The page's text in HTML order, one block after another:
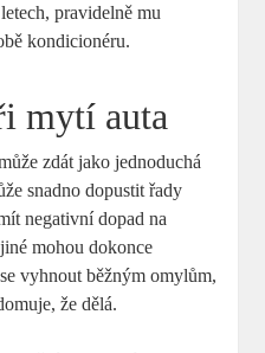
pravidelně mu
kondicionéru.
mytí auta
zdát jako jednoduchá
snadno dopustit řady
negativní dopad na
mohou dokonce
vyhnout běžným omylům,
že dělá.